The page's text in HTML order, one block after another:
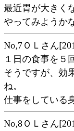
最近胃が大きく
やってみようか
No,7ＯＬさん
１日の食事を５
そうですが、効
ね。
仕事をしている
No,8ＯＬさん